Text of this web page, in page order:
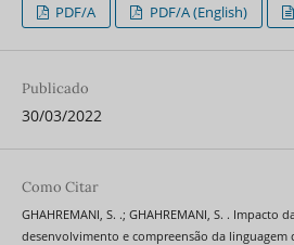
PDF/A PDF/A (English)
Publicado
30/03/2022
Como Citar
GHAHREMANI, S. .; GHAHREMANI, S. . Impacto
desenvolvimento e compreensão da linguagem